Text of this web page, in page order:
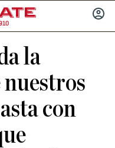
la
con